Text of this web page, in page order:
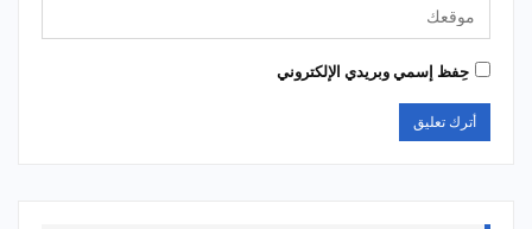
حِفظ إسمي وبريدي الإلكتروني